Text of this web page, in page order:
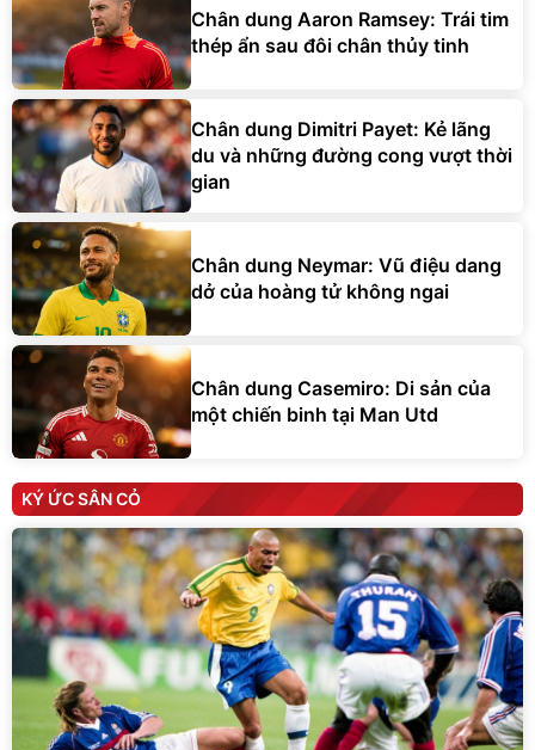
Chân dung Aaron Ramsey: Trái tim
thép ẩn sau đôi chân thủy tinh
Chân dung Dimitri Payet: Kẻ lãng
du và những đường cong vượt thời
gian
Chân dung Neymar: Vũ điệu dang
dở của hoàng tử không ngai
Chân dung Casemiro: Di sản của
một chiến binh tại Man Utd
KÝ ỨC SÂN CỎ